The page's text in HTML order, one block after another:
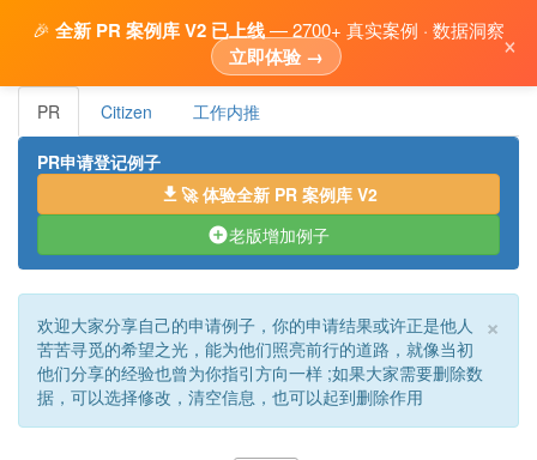
🎉 全新 PR 案例库 V2 已上线— 2700+ 真实案例 · 数据洞察
立即体验 → ×
PR Citizen 工作内推
PR申请登记例子
 🚀 体验全新 PR 案例库 V2
老版增加例子
×
欢迎大家分享自己的申请例子，你的申请结果或许正是他人
苦苦寻觅的希望之光，能为他们照亮前行的道路，就像当初
他们分享的经验也曾为你指引方向一样 ;如果大家需要删除数
据，可以选择修改，清空信息，也可以起到删除作用